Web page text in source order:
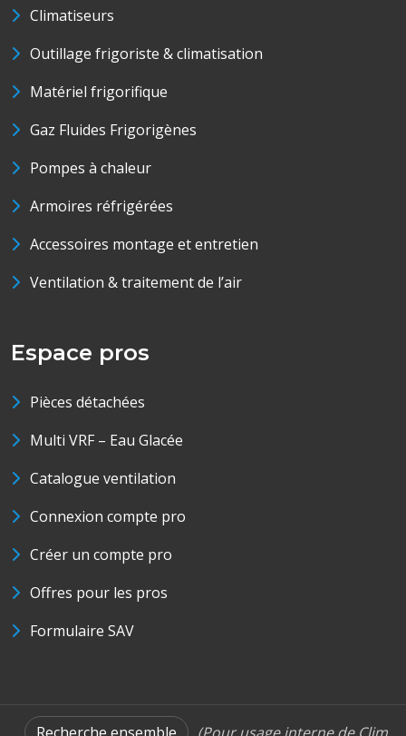
Climatiseurs
Outillage frigoriste & climatisation
Matériel frigorifique
Gaz Fluides Frigorigènes
Pompes à chaleur
Armoires réfrigérées
Accessoires montage et entretien
Ventilation & traitement de l’air
Espace pros
Pièces détachées
Multi VRF – Eau Glacée
Catalogue ventilation
Connexion compte pro
Créer un compte pro
Offres pour les pros
Formulaire SAV